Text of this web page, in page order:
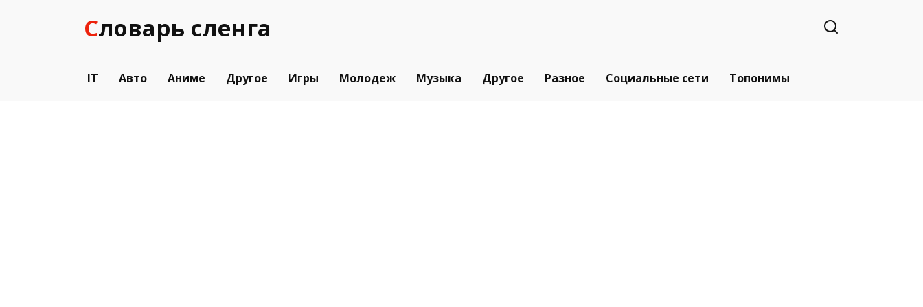
Словарь сленга
IT Авто Аниме Другое Игры Молодеж Музыка Другое Разное Социальные сети Топонимы